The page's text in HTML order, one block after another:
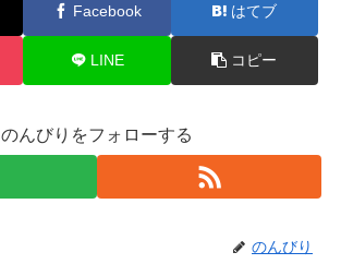
Facebook はてブ
LINE コピー
のんびりをフォローする
のんびり